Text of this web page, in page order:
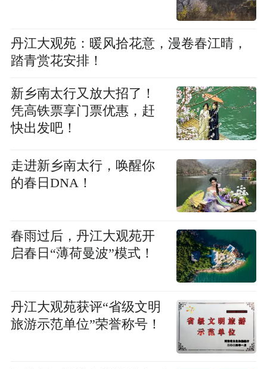
丹江大观苑：暖风拾花意，漫卷春江晴，
踏青赏花安排！
新乡南太行又放大招了！
凭高铁票享门票优惠，赶
快出发吧！
走进新乡南太行，唤醒你
的春日DNA！
春雨过后，丹江大观苑开
启春日“薄荷曼波”模式！
丹江大观苑获评“省级文明
旅游示范单位”荣誉称号！